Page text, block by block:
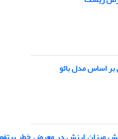
اساس مدل بائو